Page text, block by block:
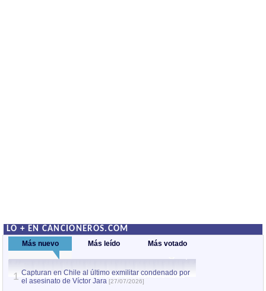
LO + EN CANCIONEROS.COM
Más nuevo Más leído Más votado
1 Capturan en Chile al último exmilitar condenado por
el asesinato de Víctor Jara [27/07/2026]